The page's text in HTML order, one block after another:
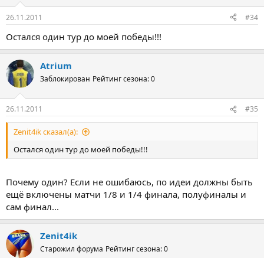
26.11.2011 #34
Остался один тур до моей победы!!!
Atrium
Заблокирован Рейтинг сезона: 0
26.11.2011 #35
Zenit4ik сказал(а):
Остался один тур до моей победы!!!
Почему один? Если не ошибаюсь, по идеи должны быть
ещё включены матчи 1/8 и 1/4 финала, полуфиналы и
сам финал...
Zenit4ik
Старожил форума Рейтинг сезона: 0